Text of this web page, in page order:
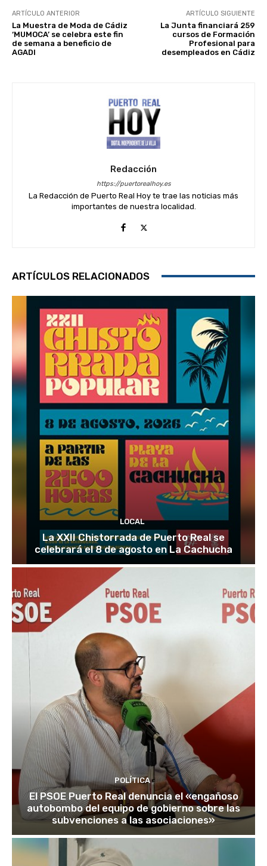
ARTÍCULO ANTERIOR
La Muestra de Moda de Cádiz
‘MUMOCA’ se celebra este fin
de semana a beneficio de
AGADI
ARTÍCULO SIGUIENTE
La Junta financiará 259
cursos de Formación
Profesional para
desempleados en Cádiz
Redacción
https://puertorealhoy.es
La Redacción de Puerto Real Hoy te trae las noticias más
importantes de nuestra localidad.
ARTÍCULOS RELACIONADOS
LOCAL
La XXII Chistorrada de Puerto Real se
celebrará el 8 de agosto en La Cachucha
POLÍTICA
El PSOE Puerto Real denuncia el «engañoso
autobombo del equipo de gobierno sobre las
subvenciones a las asociaciones»